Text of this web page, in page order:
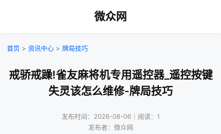
微众网
首页 > 资讯中心 > 牌局技巧
戒骄戒躁!雀友麻将机专用遥控器_遥控按键
失灵该怎么维修-牌局技巧
发布时间：2026-08-06｜阅读：1
发布者：微众网